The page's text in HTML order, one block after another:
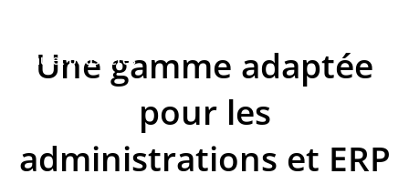
Une gamme adaptée
pour les
administrations et ERP
eau et poussières